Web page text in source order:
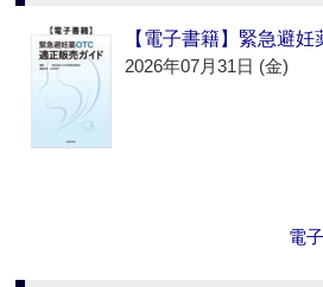
【電子書籍】緊急避
2026年07月31日 (金)
電